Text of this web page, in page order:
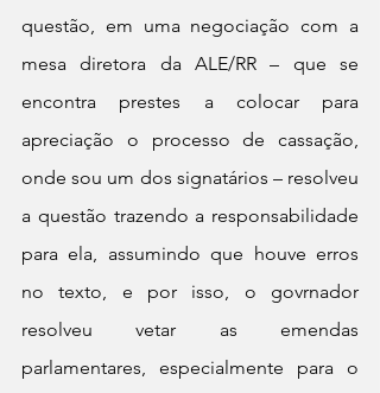
questão, em uma negociação com a
mesa diretora da ALE/RR – que se
encontra prestes a colocar para
apreciação o processo de cassação,
onde sou um dos signatários – resolveu
a questão trazendo a responsabilidade
para ela, assumindo que houve erros
no texto, e por isso, o govrnador
resolveu vetar as emendas
parlamentares, especialmente para o